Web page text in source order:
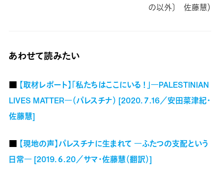
の以外〕 佐藤慧）
あわせて読みたい
■ 【取材レポート】「私たちはここにいる！」―PALESTINIAN
LIVES MATTER―（パレスチナ） [2020.７.16／安田菜津紀・
佐藤慧]
■ 【現地の声】パレスチナに生まれて ―ふたつの支配という
日常― [2019.６.20／サマ・佐藤慧（翻訳）]